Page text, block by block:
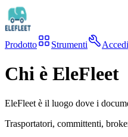
Prodotto Strumenti Accedi
Chi è EleFleet
EleFleet è il luogo dove i
Trasportatori, committenti,